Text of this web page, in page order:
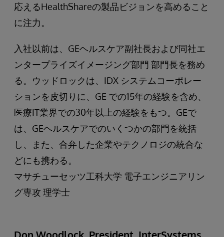
応えるHealthShareの製品ビジョンを高めること
に注力。
入社以前は、GEヘルスケア副社長および同社エ
ンタープライズイメージング部門 部門長を務め
る。ウッドロックは、IDX システムコーポレー
ションを皮切りに、GE での15年の経験を含め、
医療IT業界での30年以上の経験をもつ。GEで
は、GEヘルスケアでのいくつかの部門を統括
し、また、合弁した企業やテクノロジの統合な
どにも携わる。
マサチューセッツ工科大学 電子エンジニアリン
グ専攻 理学士